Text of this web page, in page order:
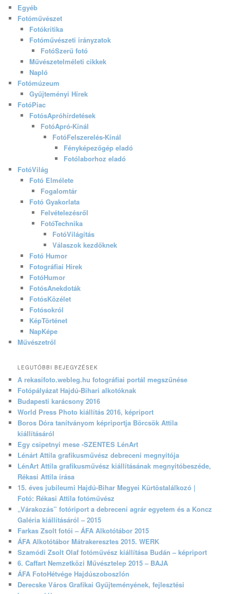
Egyéb
Fotóművészet
Fotókritika
Fotóművészeti irányzatok
FotóSzerű fotó
Művészetelméleti cikkek
Napló
Fotómúzeum
Gyűjteményi Hírek
FotóPiac
FotósApróhírdetések
FotóApró-Kínál
FotóFelszerelés-Kínál
Fényképezőgép eladó
Fotólaborhoz eladó
FotóVilág
Fotó Elmélete
Fogalomtár
Fotó Gyakorlata
Felvételezésről
FotóTechnika
FotóVilágítás
Válaszok kezdőknek
Fotó Humor
Fotográfiai Hírek
FotóHumor
FotósAnekdoták
FotósKözélet
Fotósokról
KépTörténet
NapKépe
Művészetről
LEGUTÓBBI BEJEGYZÉSEK
A rekasifoto.webleg.hu fotográfiai portál megszűnése
Fotópályázat Hajdú-Bihari alkotóknak
Budapesti karácsony 2016
World Press Photo kiállítás 2016, képriport
Boros Dóra tanítványom képriportja Börcsök Attila
kiállításáról
Egy csipetnyi mese -SZENTES LénArt
Lénárt Attila grafikusművész debreceni megnyitója
LénArt Attila grafikusművész kiállításának megnyitóbeszéde,
Rékasi Attila írása
15. éves jubileumi Hajdú-Bihar Megyei Kürtöstalálkozó |
Fotó: Rékasi Attila fotóművész
„Várakozás” fotóriport a debreceni agrár egyetem és a Koncz
Galéria kiállításáról – 2015
Farkas Zsolt fotói – ÁFA Alkotótábor 2015
ÁFA Alkotótábor Mátrakeresztes 2015. WERK
Szamódi Zsolt Olaf fotóművész kiállítása Budán – képriport
6. Caffart Nemzetközi Művésztelep 2015 – BAJA
ÁFA FotoHétvége Hajdúszoboszlón
Derecske Város Grafikai Gyűjteményének, fejlesztési